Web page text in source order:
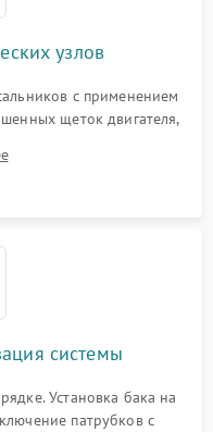
узлов
с применением
щеток двигателя,
манжеты.
системы
Установка бака на
патрубков с